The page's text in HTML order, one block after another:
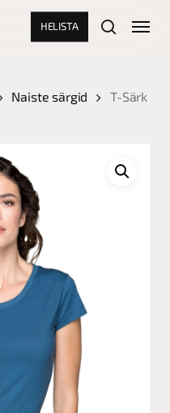
HELISTA
search
Menu
Naiste särgid
T-Särk